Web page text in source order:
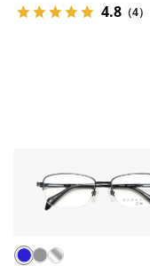
4.8 （4）